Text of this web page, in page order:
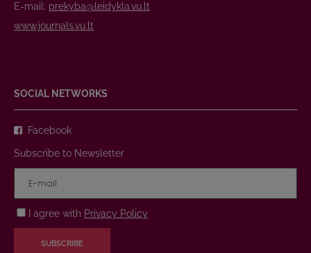
E-mail: prekyba@leidykla.vu.lt
www.journals.vu.lt
SOCIAL NETWORKS
Facebook
Subscribe to Newsletter
I agree with Privacy Policy
SUBSCRIBE